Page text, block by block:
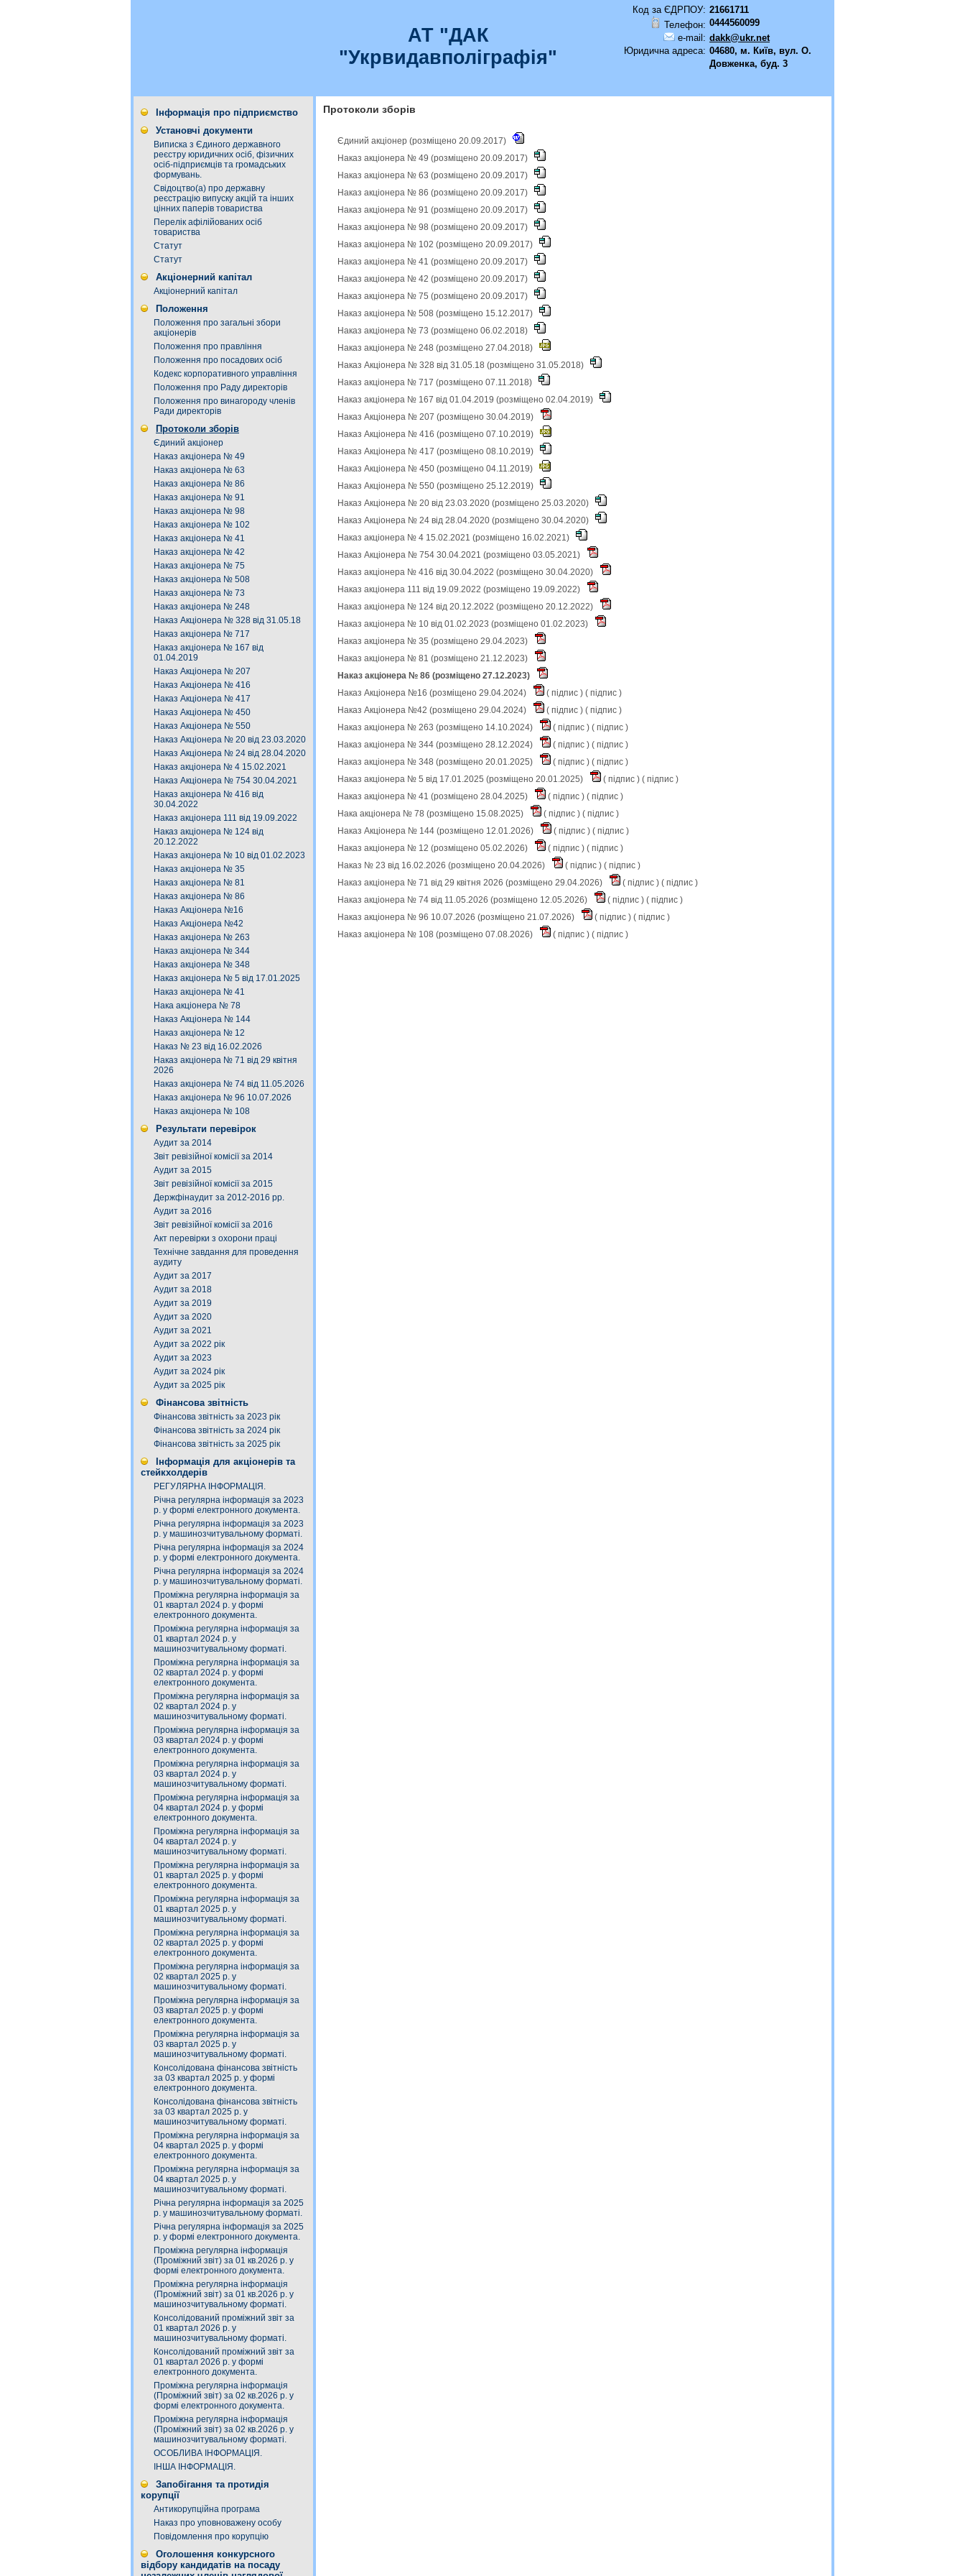
АТ "ДАК
"Укрвидавполіграфія"
Код за ЄДРПОУ: 21661711
Телефон: 0444560099
e-mail: dakk@ukr.net
Юридична адреса: 04680, м. Київ, вул. О.
Довженка, буд. 3
Інформація про підприємство
Установчі документи
Виписка з Єдиного державного
реєстру юридичних осіб, фізичних
осіб-підприємців та громадських
формувань.
Свідоцтво(а) про державну
реєстрацію випуску акцій та інших
цінних паперів товариства
Перелік афілійованих осіб
товариства
Статут
Статут
Акціонерний капітал
Акціонерний капітал
Положення
Положення про загальні збори
акціонерів
Положення про правління
Положення про посадових осіб
Кодекс корпоративного управління
Положення про Раду директорів
Положення про винагороду членів
Ради директорів
Протоколи зборів
Єдиний акціонер
Наказ акціонера № 49
Наказ акціонера № 63
Наказ акціонера № 86
Наказ акціонера № 91
Наказ акціонера № 98
Наказ акціонера № 102
Наказ акціонера № 41
Наказ акціонера № 42
Наказ акціонера № 75
Наказ акціонера № 508
Наказ акціонера № 73
Наказ акціонера № 248
Наказ Акціонера № 328 від 31.05.18
Наказ акціонера № 717
Наказ акціонера № 167 від
01.04.2019
Наказ Акціонера № 207
Наказ Акціонера № 416
Наказ Акціонера № 417
Наказ Акціонера № 450
Наказ Акціонера № 550
Наказ Акціонера № 20 від 23.03.2020
Наказ Акціонера № 24 від 28.04.2020
Наказ акціонера № 4 15.02.2021
Наказ Акціонера № 754 30.04.2021
Наказ акціонера № 416 від
30.04.2022
Наказ акціонера 111 від 19.09.2022
Наказ акціонера № 124 від
20.12.2022
Наказ акціонера № 10 від 01.02.2023
Наказ акціонера № 35
Наказ акціонера № 81
Наказ акціонера № 86
Наказ Акціонера №16
Наказ Акціонера №42
Наказ акціонера № 263
Наказ акціонера № 344
Наказ акціонера № 348
Наказ акціонера № 5 від 17.01.2025
Наказ акціонера № 41
Нака акціонера № 78
Наказ Акціонера № 144
Наказ акціонера № 12
Наказ № 23 від 16.02.2026
Наказ акціонера № 71 від 29 квітня
2026
Наказ акціонера № 74 від 11.05.2026
Наказ акціонера № 96 10.07.2026
Наказ акціонера № 108
Результати перевірок
Аудит за 2014
Звіт ревізійної комісії за 2014
Аудит за 2015
Звіт ревізійної комісії за 2015
Держфінаудит за 2012-2016 рр.
Аудит за 2016
Звіт ревізійної комісії за 2016
Акт перевірки з охорони праці
Технічне завдання для проведення
аудиту
Аудит за 2017
Аудит за 2018
Аудит за 2019
Аудит за 2020
Аудит за 2021
Аудит за 2022 рік
Аудит за 2023
Аудит за 2024 рік
Аудит за 2025 рік
Фінансова звітність
Фінансова звітність за 2023 рік
Фінансова звітність за 2024 рік
Фінансова звітність за 2025 рік
Інформація для акціонерів та
стейкхолдерів
РЕГУЛЯРНА ІНФОРМАЦІЯ.
Річна регулярна інформація за 2023
р. у формі електронного документа.
Річна регулярна інформація за 2023
р. у машинозчитувальному форматі.
Річна регулярна інформація за 2024
р. у формі електронного документа.
Річна регулярна інформація за 2024
р. у машинозчитувальному форматі.
Проміжна регулярна інформація за
01 квартал 2024 р. у формі
електронного документа.
Проміжна регулярна інформація за
01 квартал 2024 р. у
машинозчитувальному форматі.
Проміжна регулярна інформація за
02 квартал 2024 р. у формі
електронного документа.
Проміжна регулярна інформація за
02 квартал 2024 р. у
машинозчитувальному форматі.
Проміжна регулярна інформація за
03 квартал 2024 р. у формі
електронного документа.
Проміжна регулярна інформація за
03 квартал 2024 р. у
машинозчитувальному форматі.
Проміжна регулярна інформація за
04 квартал 2024 р. у формі
електронного документа.
Проміжна регулярна інформація за
04 квартал 2024 р. у
машинозчитувальному форматі.
Проміжна регулярна інформація за
01 квартал 2025 р. у формі
електронного документа.
Проміжна регулярна інформація за
01 квартал 2025 р. у
машинозчитувальному форматі.
Проміжна регулярна інформація за
02 квартал 2025 р. у формі
електронного документа.
Проміжна регулярна інформація за
02 квартал 2025 р. у
машинозчитувальному форматі.
Проміжна регулярна інформація за
03 квартал 2025 р. у формі
електронного документа.
Проміжна регулярна інформація за
03 квартал 2025 р. у
машинозчитувальному форматі.
Консолідована фінансова звітність
за 03 квартал 2025 р. у формі
електронного документа.
Консолідована фінансова звітність
за 03 квартал 2025 р. у
машинозчитувальному форматі.
Проміжна регулярна інформація за
04 квартал 2025 р. у формі
електронного документа.
Проміжна регулярна інформація за
04 квартал 2025 р. у
машинозчитувальному форматі.
Річна регулярна інформація за 2025
р. у машинозчитувальному форматі.
Річна регулярна інформація за 2025
р. у формі електронного документа.
Проміжна регулярна інформація
(Проміжний звіт) за 01 кв.2026 р. у
формі електронного документа.
Проміжна регулярна інформація
(Проміжний звіт) за 01 кв.2026 р. у
машинозчитувальному форматі.
Консолідований проміжний звіт за
01 квартал 2026 р. у
машинозчитувальному форматі.
Консолідований проміжний звіт за
01 квартал 2026 р. у формі
електронного документа.
Проміжна регулярна інформація
(Проміжний звіт) за 02 кв.2026 р. у
формі електронного документа.
Проміжна регулярна інформація
(Проміжний звіт) за 02 кв.2026 р. у
машинозчитувальному форматі.
ОСОБЛИВА ІНФОРМАЦІЯ.
ІНША ІНФОРМАЦІЯ.
Запобігання та протидія
корупції
Антикорупційна програма
Наказ про уповноважену особу
Повідомлення про корупцію
Оголошення конкурсного
відбору кандидатів на посаду
Протоколи зборів
Єдиний акціонер (розміщено 20.09.2017)
Наказ акціонера № 49 (розміщено 20.09.2017)
Наказ акціонера № 63 (розміщено 20.09.2017)
Наказ акціонера № 86 (розміщено 20.09.2017)
Наказ акціонера № 91 (розміщено 20.09.2017)
Наказ акціонера № 98 (розміщено 20.09.2017)
Наказ акціонера № 102 (розміщено 20.09.2017)
Наказ акціонера № 41 (розміщено 20.09.2017)
Наказ акціонера № 42 (розміщено 20.09.2017)
Наказ акціонера № 75 (розміщено 20.09.2017)
Наказ акціонера № 508 (розміщено 15.12.2017)
Наказ акціонера № 73 (розміщено 06.02.2018)
Наказ акціонера № 248 (розміщено 27.04.2018)
Наказ Акціонера № 328 від 31.05.18 (розміщено 31.05.2018)
Наказ акціонера № 717 (розміщено 07.11.2018)
Наказ акціонера № 167 від 01.04.2019 (розміщено 02.04.2019)
Наказ Акціонера № 207 (розміщено 30.04.2019)
Наказ Акціонера № 416 (розміщено 07.10.2019)
Наказ Акціонера № 417 (розміщено 08.10.2019)
Наказ Акціонера № 450 (розміщено 04.11.2019)
Наказ Акціонера № 550 (розміщено 25.12.2019)
Наказ Акціонера № 20 від 23.03.2020 (розміщено 25.03.2020)
Наказ Акціонера № 24 від 28.04.2020 (розміщено 30.04.2020)
Наказ акціонера № 4 15.02.2021 (розміщено 16.02.2021)
Наказ Акціонера № 754 30.04.2021 (розміщено 03.05.2021)
Наказ акціонера № 416 від 30.04.2022 (розміщено 30.04.2020)
Наказ акціонера 111 від 19.09.2022 (розміщено 19.09.2022)
Наказ акціонера № 124 від 20.12.2022 (розміщено 20.12.2022)
Наказ акціонера № 10 від 01.02.2023 (розміщено 01.02.2023)
Наказ акціонера № 35 (розміщено 29.04.2023)
Наказ акціонера № 81 (розміщено 21.12.2023)
Наказ акціонера № 86 (розміщено 27.12.2023)
Наказ Акціонера №16 (розміщено 29.04.2024)
( підпис ) ( підпис )
Наказ Акціонера №42 (розміщено 29.04.2024)
( підпис ) ( підпис )
Наказ акціонера № 263 (розміщено 14.10.2024)
( підпис ) ( підпис )
Наказ акціонера № 344 (розміщено 28.12.2024)
( підпис ) ( підпис )
Наказ акціонера № 348 (розміщено 20.01.2025)
( підпис ) ( підпис )
Наказ акціонера № 5 від 17.01.2025 (розміщено 20.01.2025)
( підпис ) ( підпис )
Наказ акціонера № 41 (розміщено 28.04.2025)
( підпис ) ( підпис )
Нака акціонера № 78 (розміщено 15.08.2025)
( підпис ) ( підпис )
Наказ Акціонера № 144 (розміщено 12.01.2026)
( підпис ) ( підпис )
Наказ акціонера № 12 (розміщено 05.02.2026)
( підпис ) ( підпис )
Наказ № 23 від 16.02.2026 (розміщено 20.04.2026)
( підпис ) ( підпис )
Наказ акціонера № 71 від 29 квітня 2026 (розміщено 29.04.2026)
( підпис ) ( підпис )
Наказ акціонера № 74 від 11.05.2026 (розміщено 12.05.2026)
( підпис ) ( підпис )
Наказ акціонера № 96 10.07.2026 (розміщено 21.07.2026)
( підпис ) ( підпис )
Наказ акціонера № 108 (розміщено 07.08.2026)
( підпис ) ( підпис )